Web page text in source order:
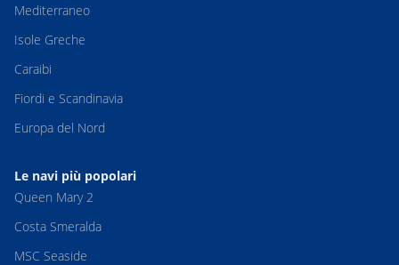
Mediterraneo
Isole Greche
Caraibi
Fiordi e Scandinavia
Europa del Nord
Le navi più popolari
Queen Mary 2
Costa Smeralda
MSC Seaside